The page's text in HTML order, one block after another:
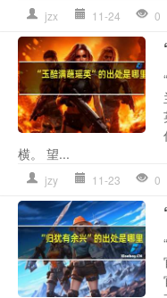
jzx 11-24 0
横。 望...
jzy 11-23 0